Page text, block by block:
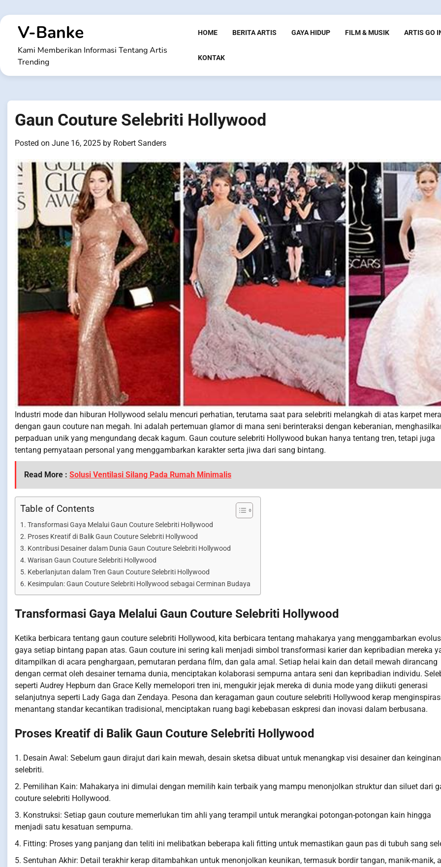
to
contentV-Banke
Kami Memberikan Informasi Tentang Artis
Trending
HOME BERITA ARTIS GAYA HIDUP FILM & MUSIK ARTIS GO
KONTAK
Gaun Couture Selebriti Hollywood
Posted on June 16, 2025 by Robert Sanders
Industri mode dan hiburan Hollywood selalu mencuri perhatian, terutama saat para selebriti melangkah di atas karpet
dengan gaun couture nan megah. Ini adalah pertemuan glamor di mana seni berinteraksi dengan keberanian,
perpaduan unik yang mengundang decak kagum. Gaun couture selebriti Hollywood bukan hanya tentang tren, tetapi juga
tentang pernyataan personal yang menggambarkan karakter serta jiwa dari sang bintang.
Read More : Solusi Ventilasi Silang Pada Rumah Minimalis
Table of Contents
Transformasi Gaya Melalui Gaun Couture Selebriti Hollywood
Proses Kreatif di Balik Gaun Couture Selebriti Hollywood
Kontribusi Desainer dalam Dunia Gaun Couture Selebriti Hollywood
Warisan Gaun Couture Selebriti Hollywood
Keberlanjutan dalam Tren Gaun Couture Selebriti Hollywood
Kesimpulan: Gaun Couture Selebriti Hollywood sebagai Cerminan Budaya
Transformasi Gaya Melalui Gaun Couture Selebriti Hollywood
Ketika berbicara tentang gaun couture selebriti Hollywood, kita berbicara tentang mahakarya yang menggambarkan
gaya setiap bintang papan atas. Gaun couture ini sering kali menjadi simbol transformasi karier dan kepribadian mereka
ditampilkan di acara penghargaan, pemutaran perdana film, dan gala amal. Setiap helai kain dan detail mewah dirancang
dengan cermat oleh desainer ternama dunia, menciptakan kolaborasi sempurna antara seni dan kepribadian individu.
seperti Audrey Hepburn dan Grace Kelly memelopori tren ini, mengukir jejak mereka di dunia mode yang diikuti generasi
selanjutnya seperti Lady Gaga dan Zendaya. Pesona dan keragaman gaun couture selebriti Hollywood kerap
menantang standar kecantikan tradisional, menciptakan ruang bagi kebebasan eskpresi dan inovasi dalam berbusana.
Proses Kreatif di Balik Gaun Couture Selebriti Hollywood
1. Desain Awal: Sebelum gaun dirajut dari kain mewah, desain sketsa dibuat untuk menangkap visi desainer dan keinginan
selebriti.
2. Pemilihan Kain: Mahakarya ini dimulai dengan memilih kain terbaik yang mampu menonjolkan struktur dan siluet dari
couture selebriti Hollywood.
3. Konstruksi: Setiap gaun couture memerlukan tim ahli yang terampil untuk merangkai potongan-potongan kain hingga
menjadi satu kesatuan sempurna.
4. Fitting: Proses yang panjang dan teliti ini melibatkan beberapa kali fitting untuk memastikan gaun pas di tubuh sang
5. Sentuhan Akhir: Detail terakhir kerap ditambahkan untuk menonjolkan keunikan, termasuk bordir tangan, manik-manik,